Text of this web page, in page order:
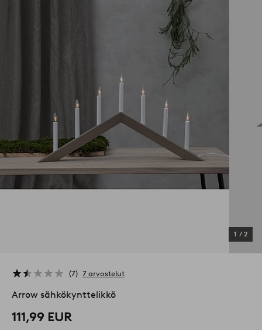
1 / 2
7 7 arvostelut
Arrow sähkökynttelikkö
111,99 EUR